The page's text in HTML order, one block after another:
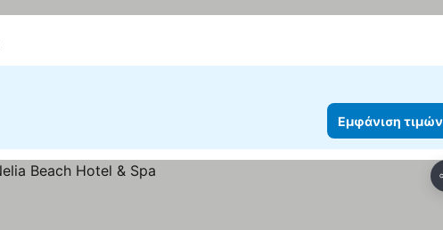
Εμφάνιση τιμών